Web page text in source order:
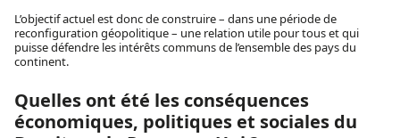
L’objectif actuel est donc de construire – dans une période de
reconfiguration géopolitique – une relation utile pour tous et qui
puisse défendre les intérêts communs de l’ensemble des pays du
continent.
Quelles ont été les conséquences
économiques, politiques et sociales du